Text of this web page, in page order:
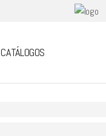
CATÁLOGOS